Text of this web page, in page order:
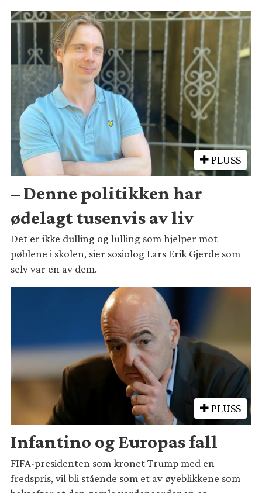
PLUSS
– Denne politikken har
ødelagt tusenvis av liv
Det er ikke dulling og lulling som hjelper mot
pøblene i skolen, sier sosiolog Lars Erik Gjerde som
selv var en av dem.
PLUSS
Infantino og Europas fall
FIFA-presidenten som kronet Trump med en
fredspris, vil bli stående som et av øyeblikkene som